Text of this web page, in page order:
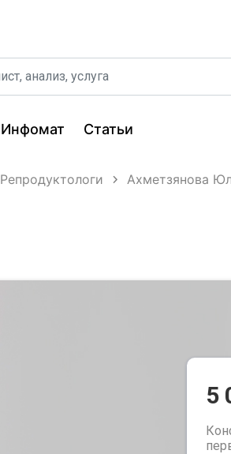
Инфомат Статьи
Репродуктологи Ахметзянова
5